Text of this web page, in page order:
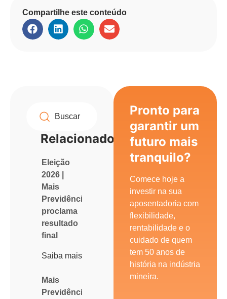
Compartilhe este conteúdo
Relacionados
Eleição
2026 |
Mais
Previdência
proclama
resultado
final
Saiba mais
Mais
Previdência
Pronto para
garantir um
futuro mais
tranquilo?
Comece hoje a
investir na sua
aposentadoria com
flexibilidade,
rentabilidade e o
cuidado de quem
tem 50 anos de
história na indústria
mineira.